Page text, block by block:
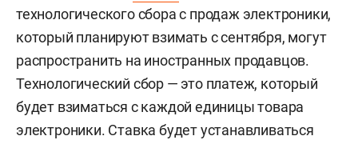
технологического сбора с продаж электроники,
который планируют взимать с сентября, могут
распространить на иностранных продавцов.
Технологический сбор — это платеж, который
будет взиматься с каждой единицы товара
электроники. Ставка будет устанавливаться